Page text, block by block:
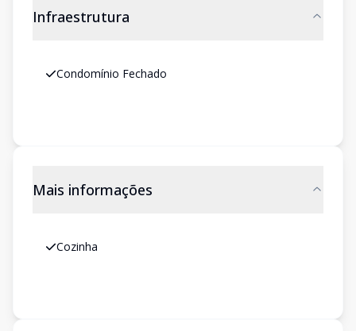
Infraestrutura
Condomínio Fechado
Mais informações
Cozinha